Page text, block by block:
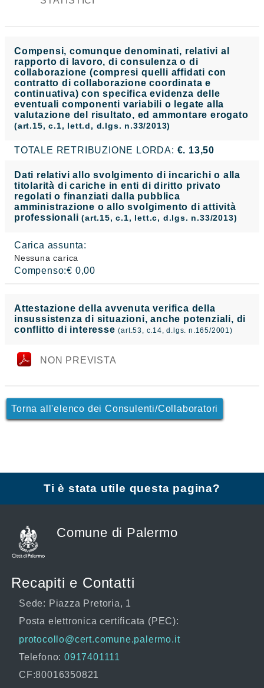
Compensi, comunque denominati, relativi al
rapporto di lavoro, di consulenza o di
collaborazione (compresi quelli affidati con
contratto di collaborazione coordinata e
continuativa) con specifica evidenza delle
eventuali componenti variabili o legate alla
valutazione del risultato, ed ammontare erogato
(art.15, c.1, lett.d, d.lgs. n.33/2013)
TOTALE RETRIBUZIONE LORDA: €. 13,50
Dati relativi allo svolgimento di incarichi o alla
titolarità di cariche in enti di diritto privato
regolati o finanziati dalla pubblica
amministrazione o allo svolgimento di attività
professionali(art.15, c.1, lett.c, d.lgs. n.33/2013)
Carica assunta:
Nessuna carica
Compenso:€ 0,00
Attestazione della avvenuta verifica della
insussistenza di situazioni, anche potenziali, di
conflitto di interesse(art.53, c.14, d.lgs. n.165/2001)
NON PREVISTA
Torna all'elenco dei Consulenti/Collaboratori
Ti è stata utile questa pagina?
Comune di Palermo
Recapiti e Contatti
Sede: Piazza Pretoria, 1
Posta elettronica certificata (PEC):
protocollo@cert.comune.palermo.it
Telefono: 0917401111
CF:80016350821